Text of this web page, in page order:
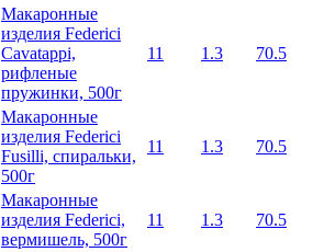
Макаронные
изделия Federici
Cavatappi,
рифленые
пружинки, 500г
11 1.3 70.5
Макаронные
изделия Federici
Fusilli, спиральки,
500г
11 1.3 70.5
Макаронные
изделия Federici,
вермишель, 500г
11 1.3 70.5